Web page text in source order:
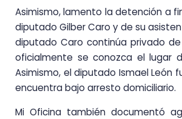
Asimismo, lamento la detención a
diputado Gilber Caro y de su
diputado Caro continúa privado
oficialmente se conozca el lugar
Asimismo, el diputado Ismael León
encuentra bajo arresto domiciliario.
Mi Oficina también documentó